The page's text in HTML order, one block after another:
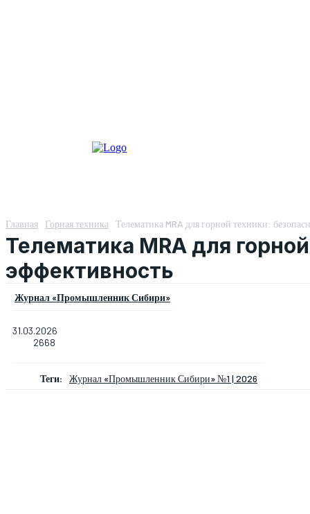
Главная Горная техника Телематика MRA для горной техники:
Телематика MRA для
эффективность
Журнал «Промышленник Сибири»
31.03.2026
2668
Теги: Журнал «Промышленник Сибири» №1 | 2026